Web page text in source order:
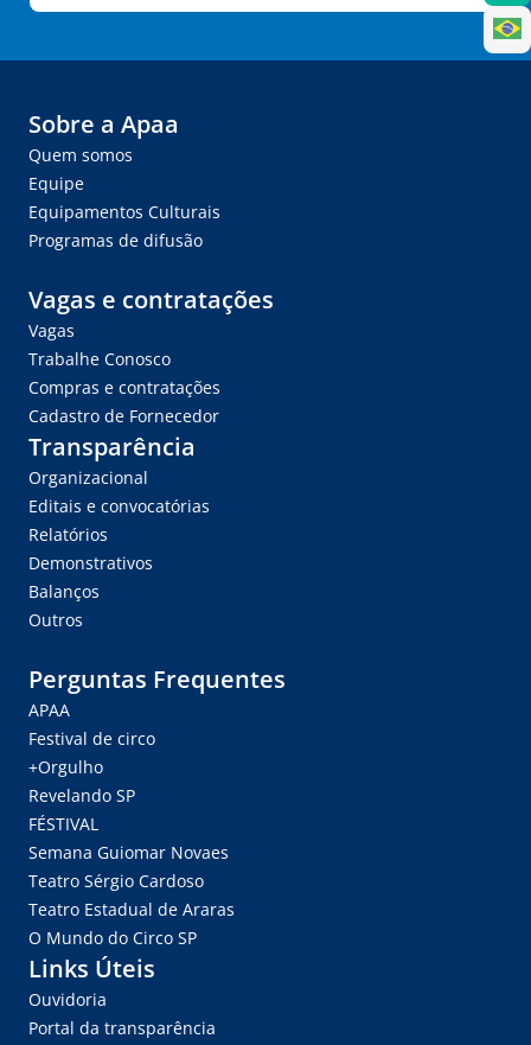
Sobre a Apaa
Quem somos
Equipe
Equipamentos Culturais
Programas de difusão
Vagas e contratações
Vagas
Trabalhe Conosco
Compras e contratações
Cadastro de Fornecedor
Transparência
Organizacional
Editais e convocatórias
Relatórios
Demonstrativos
Balanços
Outros
Perguntas Frequentes
APAA
Festival de circo
+Orgulho
Revelando SP
FÉSTIVAL
Semana Guiomar Novaes
Teatro Sérgio Cardoso
Teatro Estadual de Araras
O Mundo do Circo SP
Links Úteis
Ouvidoria
Portal da transparência